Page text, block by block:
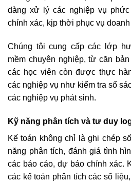
dàng xử lý các nghiệp vụ
chính xác, kịp thời phục vụ
Chúng tôi cung cấp các lớp
mềm chuyên nghiệp, từ căn
các học viên còn được thực
các nghiệp vụ như kiểm tra sổ
các nghiệp vụ phát sinh.
Kỹ năng phân tích và tư duy
Kế toán không chỉ là ghi chép
năng phân tích, đánh giá tình
các báo cáo, dự báo chính xác.
các kế toán phân tích các số